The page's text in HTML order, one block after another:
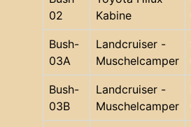
02
Kabine
Bush-
03A
Landcruiser -
Muschelcamper
Bush-
03B
Landcruiser -
Muschelcamper